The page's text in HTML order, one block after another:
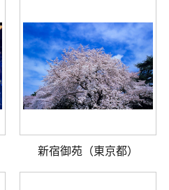
新宿御苑（東京都）